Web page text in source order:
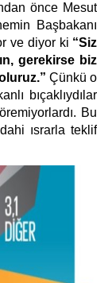
önce Mesut
Başbakanı
ve diyor ki “Siz
gerekirse biz
Çünkü o
bıçaklıydılar
Bu
ısrarla teklif